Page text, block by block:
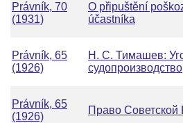
Právník, 70
(1931)
O připuštění
účastníka
Právník, 65
(1926)
H. С. Тимашев:
судопроизводство
Právník, 65
(1926)
Право Советской